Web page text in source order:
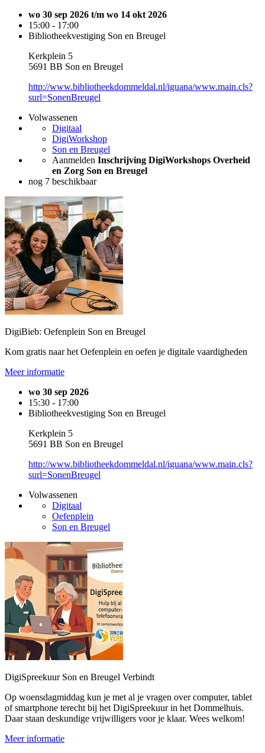
wo 30 sep 2026 t/m wo 14 okt 2026
15:00 - 17:00
Bibliotheekvestiging Son en Breugel
Kerkplein 5
5691 BB Son en Breugel
http://www.bibliotheekdommeldal.nl/iguana/www.main.cls?
surl=SonenBreugel
Volwassenen
Digitaal
DigiWorkshop
Son en Breugel
Aanmelden Inschrijving DigiWorkshops Overheid
en Zorg Son en Breugel
nog 7 beschikbaar
DigiBieb: Oefenplein Son en Breugel
Kom gratis naar het Oefenplein en oefen je digitale vaardigheden
Meer informatie
wo 30 sep 2026
15:30 - 17:00
Bibliotheekvestiging Son en Breugel
Kerkplein 5
5691 BB Son en Breugel
http://www.bibliotheekdommeldal.nl/iguana/www.main.cls?
surl=SonenBreugel
Volwassenen
Digitaal
Oefenplein
Son en Breugel
DigiSpreekuur Son en Breugel Verbindt
Op woensdagmiddag kun je met al je vragen over computer, tablet
of smartphone terecht bij het DigiSpreekuur in het Dommelhuis.
Daar staan deskundige vrijwilligers voor je klaar. Wees welkom!
Meer informatie